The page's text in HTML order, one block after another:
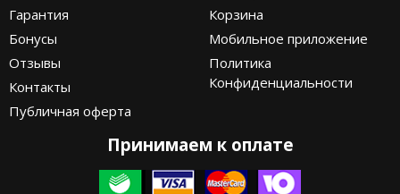
Гарантия
Бонусы
Отзывы
Контакты
Публичная оферта
Корзина
Мобильное приложение
Политика
Конфиденциальности
Принимаем к оплате